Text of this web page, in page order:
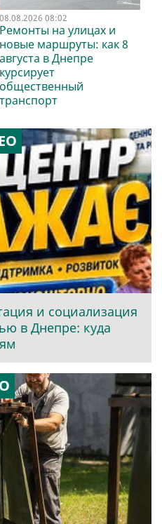
08.08.2026 08:02
Ремонты на улицах и
новые маршруты: как 8
августа в Днепре
курсирует
общественный
транспорт
и социализация
в Днепре: куда